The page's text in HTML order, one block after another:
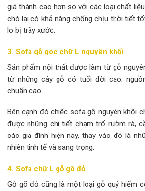
giá thành cao hơn so với các loại chất
chó lại có khả năng chống chịu thời tiết
lo bị trầy xước.
3. Sofa gỗ góc chữ L nguyên khối
Sản phẩm nội thất được làm từ gỗ
từ những cây gỗ có tuổi đời cao,
chuẩn cao.
Bên cạnh đó chiếc sofa gỗ nguyên khối
được những chi tiết chạm trổ rườm rà,
các gia đình hiện nay, thay vào đó là
nhiên tinh tế và sang trọng.
4. Sofa chữ L gỗ gõ đỏ
Gỗ gõ đỏ cũng là một loại gỗ quý hiếm